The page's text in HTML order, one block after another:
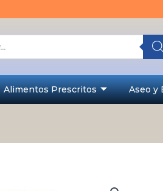
Alimentos Prescritos Aseo y